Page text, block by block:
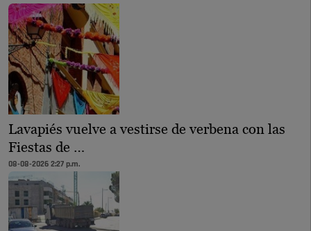
Lavapiés vuelve a vestirse de verbena con las
Fiestas de …
08-08-2026 2:27 p.m.